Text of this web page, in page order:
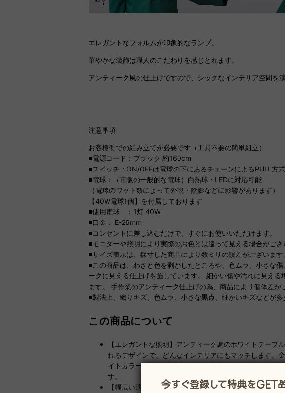
エレガントなフォルムが印象的なランプ。
華やかな装飾は職人のこだわりを感じとれます。
アンティーク風の仕上げですので、シックなインテリア空間を
注意事項
お客様側での組み立てが必要です（工具不要の簡単組立）
■電源コード：ブラック 約160cm
■スイッチ：ON/OFFは電球の下にあるチェーンによるPULL方
■電球：（市販の一般的な電球）白熱球・LEDに対応可能
（電球のワット数によって外観・陰影などに影響があります）
【40W電球1個】を付属しております
■使用電球 ：1灯 40W
■口金： E-26mm
■コンセントに差し込むだけで、すぐにお使いいただけます。
■モニターや照明により実際のお色とは違って見える場合がござ
■サイズ表示は、採寸した商品により数ミリの誤差がございます
■この商品は、わざと色を剥がしたところや、色ムラ、小さな
ークに見える仕上げを施しています。 細かい傷や汚れに見える
ます。 手作業のアンティーク仕上げの為、商品により個体差が
■製法上、織りキズ、色ムラ、小さな黒点、細かいキズなどが多
この商品について
【エレガントな照明】アンティーク調のホワイトテーブ
れるデザインで、どんなインテリアにもマッチします。
イトカラーのランプシェードが、寝室やリビングルーム
す。
【幅広い適用性】このスタンドライトは、一人暮らしの